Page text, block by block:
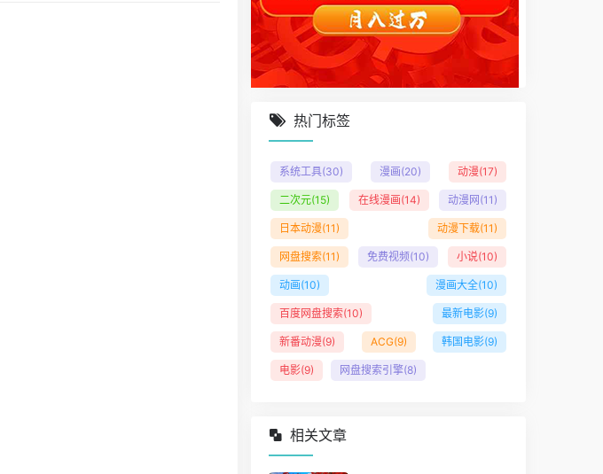
热门标签
系统工具(30) 漫画(20) 动漫(17)
二次元(15) 在线漫画(14) 动漫网 (11)
日本动漫(11) 动漫下载(11)
网盘搜索(11) 免费视频(10) 小说(10)
动画(10) 漫画大全(10)
百度网盘搜索(10) 最新电影(9)
新番动漫(9) ACG(9) 韩国电影(9)
电影(9) 网盘搜索引擎(8)
相关文章